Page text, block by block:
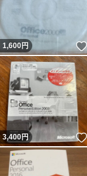
1,600円
3,400円